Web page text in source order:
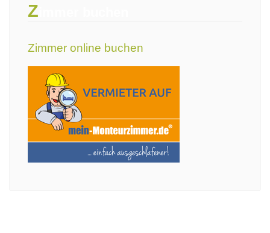
Z
Zimmer online buchen